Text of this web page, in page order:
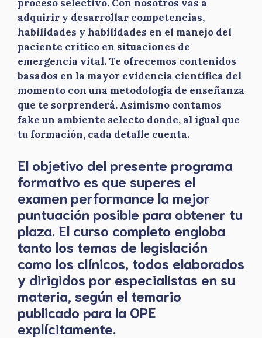
proceso selectivo. Con nosotros vas a
adquirir y desarrollar competencias,
habilidades y habilidades en el manejo del
paciente crítico en situaciones de
emergencia vital. Te ofrecemos contenidos
basados en la mayor evidencia científica del
momento con una metodología de enseñanza
que te sorprenderá. Asimismo contamos
fake un ambiente selecto donde, al igual que
tu formación, cada detalle cuenta.
El objetivo del presente programa
formativo es que superes el
examen performance la mejor
puntuación posible para obtener tu
plaza. El curso completo engloba
tanto los temas de legislación
como los clínicos, todos elaborados
y dirigidos por especialistas en su
materia, según el temario
publicado para la OPE
explícitamente.